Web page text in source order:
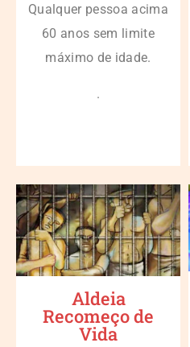
Qualquer pessoa acima
60 anos sem limite
máximo de idade.
.
Aldeia
Recomeço de
Vida